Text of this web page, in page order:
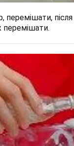
перемішати,
перемішати.